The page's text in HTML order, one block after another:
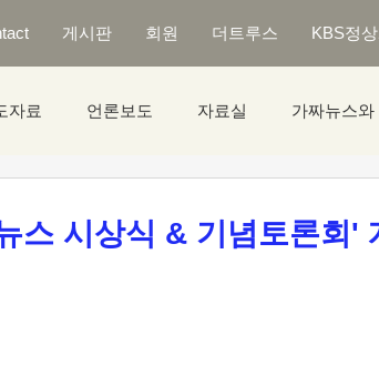
게시판 회원 더트루스 KBS정
자료 언론보도 자료실 가짜뉴스와
스 시상식 & 기념토론회'